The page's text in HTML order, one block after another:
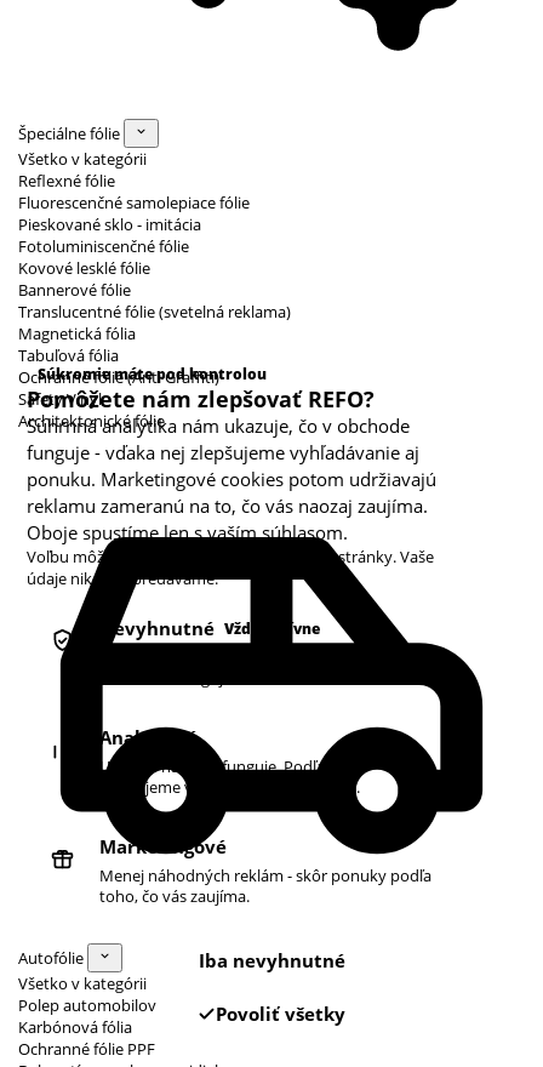
Špeciálne fólie
Všetko v kategórii
Reflexné fólie
Fluorescenčné samolepiace fólie
Pieskované sklo - imitácia
Fotoluminiscenčné fólie
Kovové lesklé fólie
Bannerové fólie
Translucentné fólie (svetelná reklama)
Magnetická fólia
Tabuľová fólia
Ochranné fólie (Anti Graffiti)
Safety Vinyl
Architektonické fólie
Autofólie
Všetko v kategórii
Polep automobilov
Karbónová fólia
Ochranné fólie PPF
Súkromie máte pod kontrolou
Pomôžete nám zlepšovať REFO?
Súhrnná analytika nám ukazuje, čo v obchode
funguje - vďaka nej zlepšujeme vyhľadávanie aj
ponuku. Marketingové cookies potom udržiavajú
reklamu zameranú na to, čo vás naozaj zaujíma.
Oboje spustíme len s vaším súhlasom.
Voľbu môžete kedykoľvek zmeniť v pätičke stránky. Vaše
údaje nikdy nepredávame.
Kategórie cookies
Nevyhnutné Vždy aktívne
Analytické
Ukazujú nám, čo funguje. Podľa toho
zlepšujeme vyhľadávanie aj ponuku.
Marketingové
Menej náhodných reklám - skôr ponuky podľa
toho, čo vás zaujíma.
Iba nevyhnutné
Povoliť všetky